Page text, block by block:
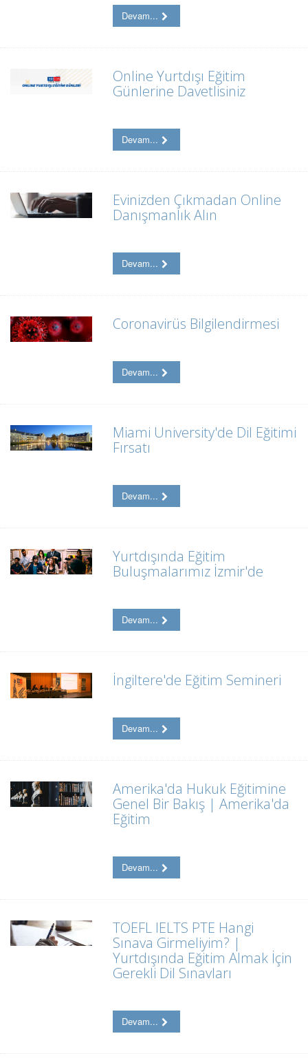
Devam...
Online Yurtdışı Eğitim
Günlerine Davetlisiniz
Devam...
Evinizden Çıkmadan Online
Danışmanlık Alın
Devam...
Coronavirüs Bilgilendirmesi
Devam...
Miami University'de Dil Eğitimi
Fırsatı
Devam...
Yurtdışında Eğitim
Buluşmalarımız İzmir'de
Devam...
İngiltere'de Eğitim Semineri
Devam...
Amerika'da Hukuk Eğitimine
Genel Bir Bakış | Amerika'da
Eğitim
Devam...
TOEFL IELTS PTE Hangi
Sınava Girmeliyim? |
Yurtdışında Eğitim Almak İçin
Gerekli Dil Sınavları
Devam...